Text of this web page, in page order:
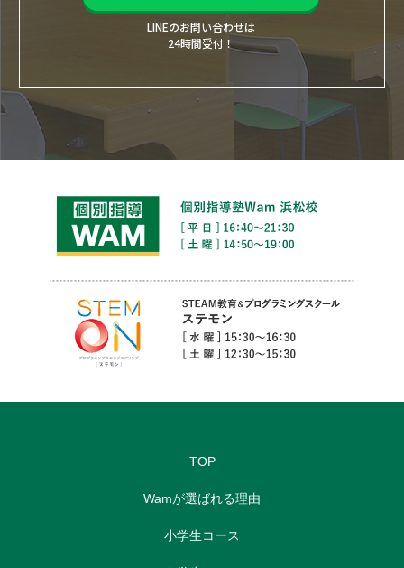
LINEのお問い合わせは
24時間受付！
TOP
Wamが選ばれる理由
小学生コース